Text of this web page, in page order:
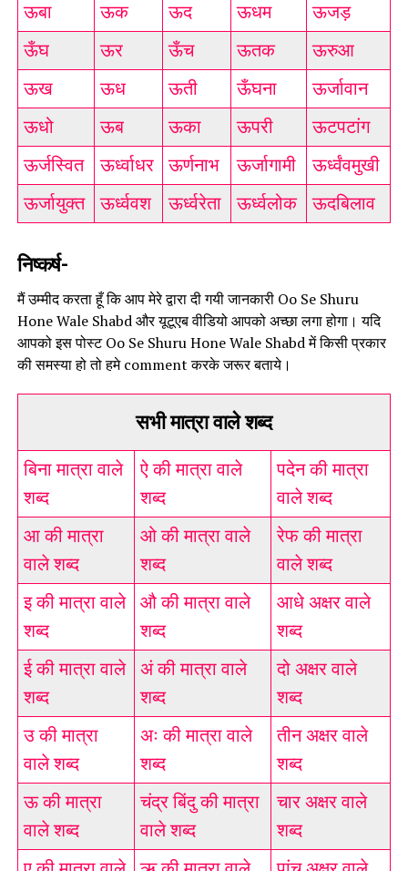
ऊबा
ऊक ऊद ऊधम
ऊजड़
ऊँघ
ऊर ऊँच ऊतक
ऊरुआ
ऊख
ऊध ऊती ऊँघना
ऊर्जावान
ऊधो
ऊब ऊका ऊपरी
ऊटपटांग
ऊर्जस्वित
ऊर्ध्वाधर ऊर्णनाभ ऊर्जागामी
ऊर्ध्वंवमुखी
ऊर्जायुक्त
ऊर्ध्ववश ऊर्ध्वरेता ऊर्ध्वलोक ऊदबिलाव
निष्कर्ष-
मैं उम्मीद करता हूँ कि आप मेरे द्वारा दी गयी जानकारी Oo Se Shuru
Hone Wale Shabd और यूटूएब वीडियो आपको अच्छा लगा होगा। यदि
आपको इस पोस्ट Oo Se Shuru Hone Wale Shabd में किसी प्रकार
की समस्या हो तो हमे comment करके जरूर बताये।
सभी मात्रा वाले शब्द
बिना मात्रा वाले
शब्द
ऐ की मात्रा वाले
शब्द
पदेन की मात्रा
वाले शब्द
आ की मात्रा
वाले शब्द
ओ की मात्रा वाले
शब्द
रेफ की मात्रा
वाले शब्द
इ की मात्रा वाले
शब्द
औ की मात्रा वाले
शब्द
आधे अक्षर वाले
शब्द
ई की मात्रा वाले
शब्द
अं की मात्रा वाले
शब्द
दो अक्षर वाले
शब्द
उ की मात्रा
वाले शब्द
अः की मात्रा वाले
शब्द
तीन अक्षर वाले
शब्द
ऊ की मात्रा
वाले शब्द
चंद्र बिंदु की मात्रा
वाले शब्द
चार अक्षर वाले
शब्द